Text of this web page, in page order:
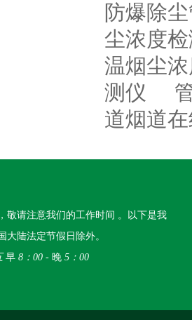
防爆除
尘浓度
温烟尘
测仪
道烟道
敬请注意我们的工作时间 。以下是我
大陆法定节假日除外。
早 8：00 - 晚 5：00